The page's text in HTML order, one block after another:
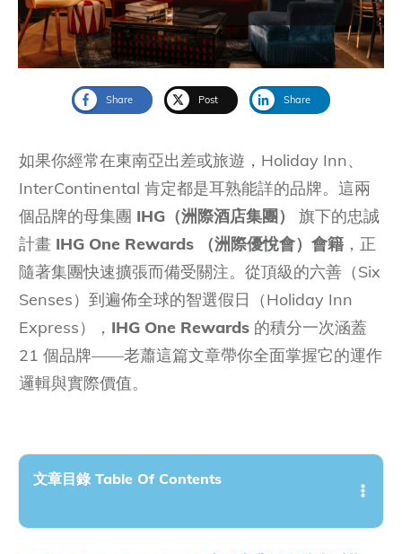
Share Post Share
如果你經常在東南亞出差或旅遊，Holiday Inn、
InterContinental 肯定都是耳熟能詳的品牌。這兩
個品牌的母集團 IHG（洲際酒店集團）
旗下的忠誠
計畫 IHG One Rewards （洲際優悅會）會籍 ，正
隨著集團快速擴張而備受關注。從頂級的六善（Six
Senses）到遍佈全球的智選假日（Holiday Inn
Express）， IHG One Rewards 的積分一次涵蓋
21 個品牌——老蕭這篇文章帶你全面掌握它的運作
邏輯與實際價值。
文章目錄 Table Of Contents